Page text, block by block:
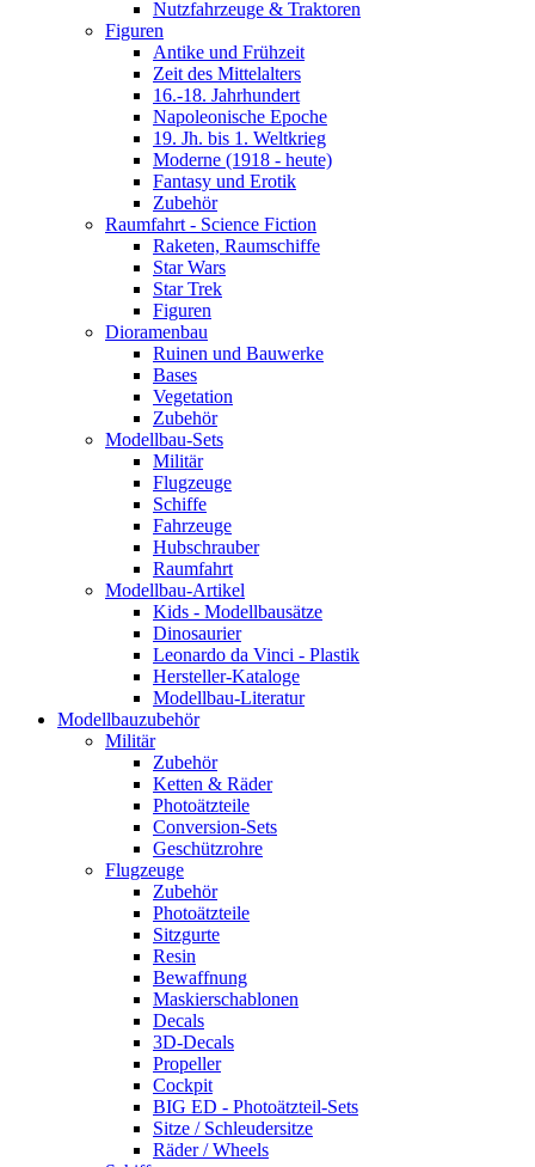
Nutzfahrzeuge & Traktoren
Figuren
Antike und Frühzeit
Zeit des Mittelalters
16.-18. Jahrhundert
Napoleonische Epoche
19. Jh. bis 1. Weltkrieg
Moderne (1918 - heute)
Fantasy und Erotik
Zubehör
Raumfahrt - Science Fiction
Raketen, Raumschiffe
Star Wars
Star Trek
Figuren
Dioramenbau
Ruinen und Bauwerke
Bases
Vegetation
Zubehör
Modellbau-Sets
Militär
Flugzeuge
Schiffe
Fahrzeuge
Hubschrauber
Raumfahrt
Modellbau-Artikel
Kids - Modellbausätze
Dinosaurier
Leonardo da Vinci - Plastik
Hersteller-Kataloge
Modellbau-Literatur
Modellbauzubehör
Militär
Zubehör
Ketten & Räder
Photoätzteile
Conversion-Sets
Geschützrohre
Flugzeuge
Zubehör
Photoätzteile
Sitzgurte
Resin
Bewaffnung
Maskierschablonen
Decals
3D-Decals
Propeller
Cockpit
BIG ED - Photoätzteil-Sets
Sitze / Schleudersitze
Räder / Wheels